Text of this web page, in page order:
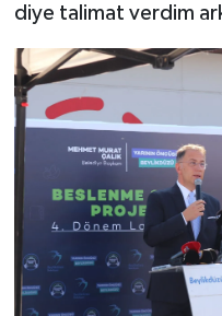
diye talimat verdim